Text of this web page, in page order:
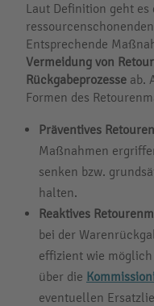
Laut Definition geht
Entsprechende
Vermeidung von
Rückgabeprozesse ab.
Formen des
Präventives
Maßnahmen
senken bzw.
halten.
Reaktives
bei der
effizient wie
über die
eventuellen